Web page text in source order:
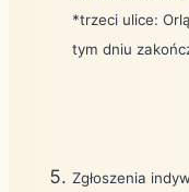
*trzeci ulice:
tym dniu
Zgłoszenia